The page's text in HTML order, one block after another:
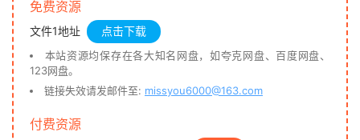
免费资源
文件1地址 点击下载
本站资源均保存在各大知名网盘，如夸克网盘、百度网盘、
123网盘。
链接失效请发邮件至: missyou6000@163.com
付费资源